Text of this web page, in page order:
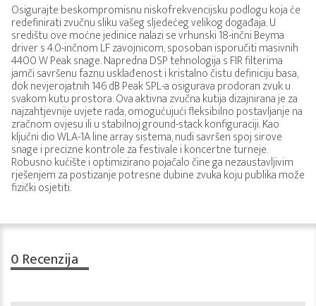
Osigurajte beskompromisnu niskofrekvencijsku podlogu koja će
redefinirati zvučnu sliku vašeg sljedećeg velikog događaja. U
središtu ove moćne jedinice nalazi se vrhunski 18-inčni Beyma
driver s 4.0-inčnom LF zavojnicom, sposoban isporučiti masivnih
4400 W Peak snage. Napredna DSP tehnologija s FIR filterima
jamči savršenu faznu usklađenost i kristalno čistu definiciju basa,
dok nevjerojatnih 146 dB Peak SPL-a osigurava prodoran zvuk u
svakom kutu prostora. Ova aktivna zvučna kutija dizajnirana je za
najzahtjevnije uvjete rada, omogućujući fleksibilno postavljanje na
zračnom ovjesu ili u stabilnoj ground-stack konfiguraciji. Kao
ključni dio WLA-1A line array sistema, nudi savršen spoj sirove
snage i precizne kontrole za festivale i koncertne turneje.
Robusno kućište i optimizirano pojačalo čine ga nezaustavljivim
rješenjem za postizanje potresne dubine zvuka koju publika može
fizički osjetiti.
0 Recenzija